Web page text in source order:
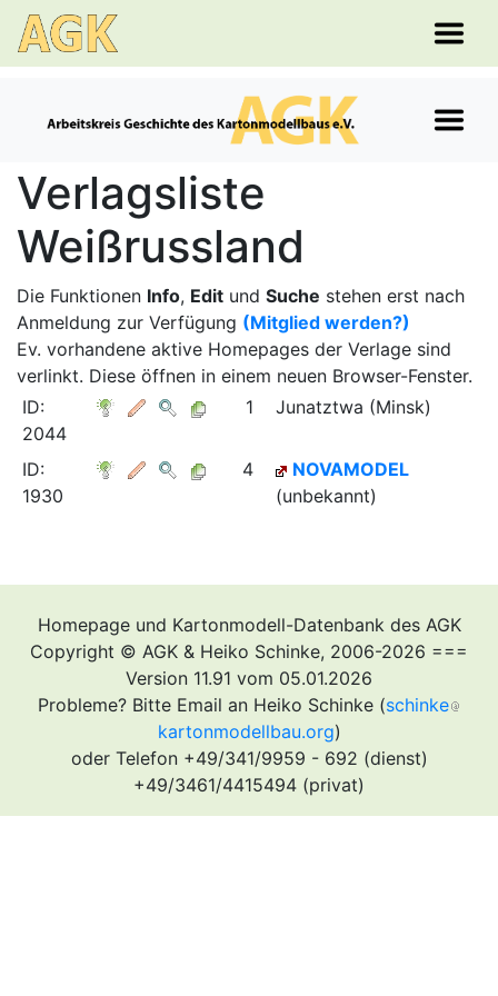
Verlagsliste
Weißrussland
Die Funktionen Info, Edit und Suche stehen erst nach
Anmeldung zur Verfügung (Mitglied werden?)
Ev. vorhandene aktive Homepages der Verlage sind
verlinkt. Diese öffnen in einem neuen Browser-Fenster.
ID:
2044
1 Junatztwa (Minsk)
ID:
1930
4
NOVAMODEL
(unbekannt)
Homepage und Kartonmodell-Datenbank des AGK
Copyright © AGK & Heiko Schinke, 2006-2026 ===
Version 11.91 vom 05.01.2026
Probleme? Bitte Email an Heiko Schinke (schinke
kartonmodellbau.org)
oder Telefon +49/341/9959 - 692 (dienst)
+49/3461/4415494 (privat)